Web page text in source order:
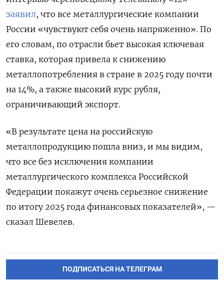
заявил, что все металлургические компании
России «чувствуют себя очень напряженно». По
его словам, по отрасли бьет высокая ключевая
ставка, которая привела к снижению
металлопотребления в стране в 2025 году почти
на 14%, а также высокий курс рубля,
ограничивающий экспорт.
«В результате цена на российскую
металлопродукцию пошла вниз, и мы видим,
что все без исключения компании
металлургического комплекса Российской
Федерации покажут очень серьезное снижение
по итогу 2025 года финансовых показателей», —
сказал Шевелев.
ПОДПИСАТЬСЯ НА ТЕЛЕГРАМ